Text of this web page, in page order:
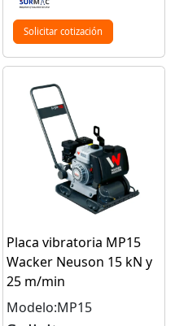
Solicitar cotización
Placa vibratoria MP15
Wacker Neuson 15 kN y
25 m/min
Modelo:MP15